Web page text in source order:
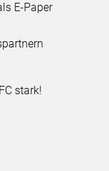
E-Paper
stark!